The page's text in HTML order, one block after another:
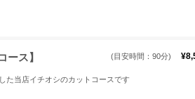
ース】 (目安時間：90分)
た当店イチオシのカットコースです